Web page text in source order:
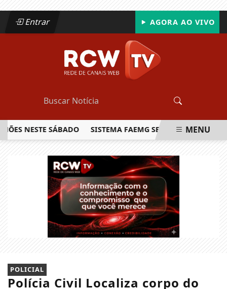
Entrar AGORA AO VIVO
SÁBADO SISTEMA FAEMG SENAR LANÇA OMENU
POLICIAL
Polícia Civil Localiza corpo do